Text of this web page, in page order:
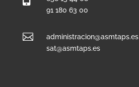
91 180 63 00

administracion@asmtaps.es
sat@asmtaps.es